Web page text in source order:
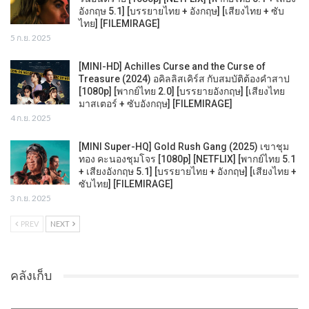
อังกฤษ 5.1] [บรรยายไทย + อังกฤษ] [เสียงไทย + ซับ
ไทย] [FILEMIRAGE]
5 ก.ย. 2025
[MINI-HD] Achilles Curse and the Curse of
Treasure (2024) อคิลลิสเคิร์ส กับสมบัติต้องคำสาป
[1080p] [พากย์ไทย 2.0] [บรรยายอังกฤษ] [เสียงไทย
มาสเตอร์ + ซับอังกฤษ] [FILEMIRAGE]
4 ก.ย. 2025
[MINI Super-HQ] Gold Rush Gang (2025) เขาชุม
ทอง คะนองชุมโจร [1080p] [NETFLIX] [พากย์ไทย 5.1
+ เสียงอังกฤษ 5.1] [บรรยายไทย + อังกฤษ] [เสียงไทย +
ซับไทย] [FILEMIRAGE]
3 ก.ย. 2025
PREV NEXT
คลังเก็บ